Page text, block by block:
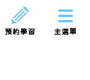
主選單
預約學習